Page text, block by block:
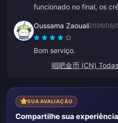
funcionado no final, os
pelo menos 5 minutos
deixou ansioso, mas no
Seria muito melhor se o
rápido.
Oussama Zaouali2026/08/
Bom serviço.
唱吧金币 (CN)
SUA AVALIAÇÃO
Compartilhe sua experiência